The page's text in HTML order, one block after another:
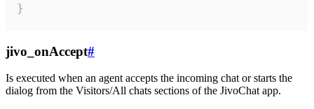
}
jivo_onAccept#
Is executed when an agent accepts the incoming chat or starts the
dialog from the Visitors/All chats sections of the JivoChat app.